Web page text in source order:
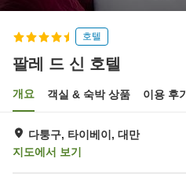
호텔
팔레 드 신 호텔
개요 객실 & 숙박 상품 이용 후기
다퉁구, 타이베이, 대만
지도에서 보기